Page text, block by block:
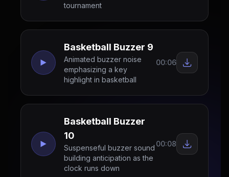
tournament
Basketball Buzzer 9
Animated buzzer noise
emphasizing a key
highlight in basketball
00:06
Basketball Buzzer
10
Suspenseful buzzer sound
building anticipation as the
clock runs down
00:08